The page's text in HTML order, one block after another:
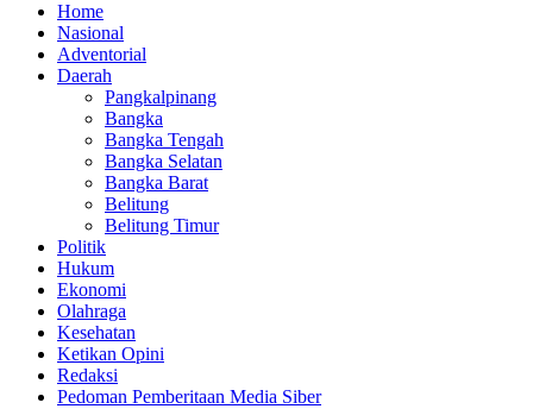
Home
Nasional
Adventorial
Daerah
Pangkalpinang
Bangka
Bangka Tengah
Bangka Selatan
Bangka Barat
Belitung
Belitung Timur
Politik
Hukum
Ekonomi
Olahraga
Kesehatan
Ketikan Opini
Redaksi
Pedoman Pemberitaan Media Siber